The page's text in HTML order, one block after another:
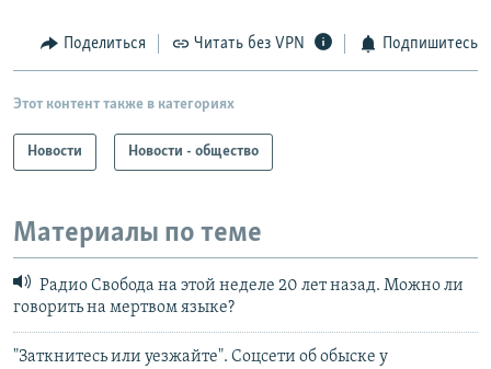
Поделиться Читать без VPN Подпишитесь
Этот контент также в категориях
Новости Новости - общество
Материалы по теме
Радио Свобода на этой неделе 20 лет назад. Можно ли
говорить на мертвом языке?
"Заткнитесь или уезжайте". Соцсети об обыске у